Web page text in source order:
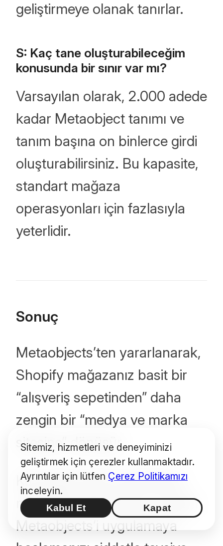
geliştirmeye olanak tanırlar.
S: Kaç tane oluşturabileceğim
konusunda bir sınır var mı?
Varsayılan olarak, 2.000 adede
kadar Metaobject tanımı ve
tanım başına on binlerce girdi
oluşturabilirsiniz. Bu kapasite,
standart mağaza
operasyonları için fazlasıyla
yeterlidir.
Sonuç
Metaobjects’ten yararlanarak,
Shopify mağazanız basit bir
“alışveriş sepetinden” daha
zengin bir “medya ve marka
sitesine” dönüşür.
Karmaşık içerik yönetimiyle
mücadele ediyorsanız, bugün
Metaobjects’i uygulamaya
Sitemiz, hizmetleri ve deneyiminizi
geliştirmek için çerezler kullanmaktadır.
Ayrıntılar için lütfen Çerez Politikamızı
inceleyin.
Kabul Et Kapat